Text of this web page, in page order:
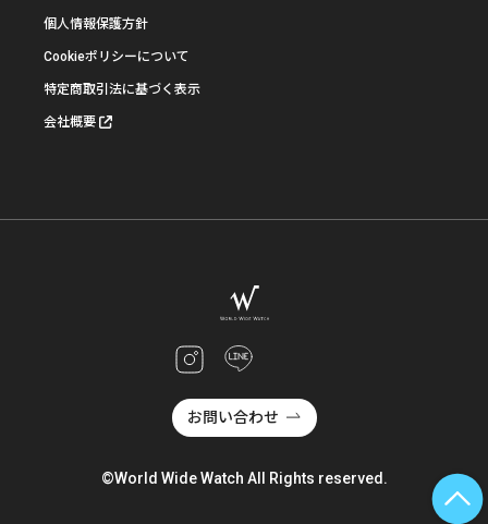
個人情報保護方針
Cookieポリシーについて
特定商取引法に基づく表示
会社概要
お問い合わせ
©World Wide Watch All Rights reserved.